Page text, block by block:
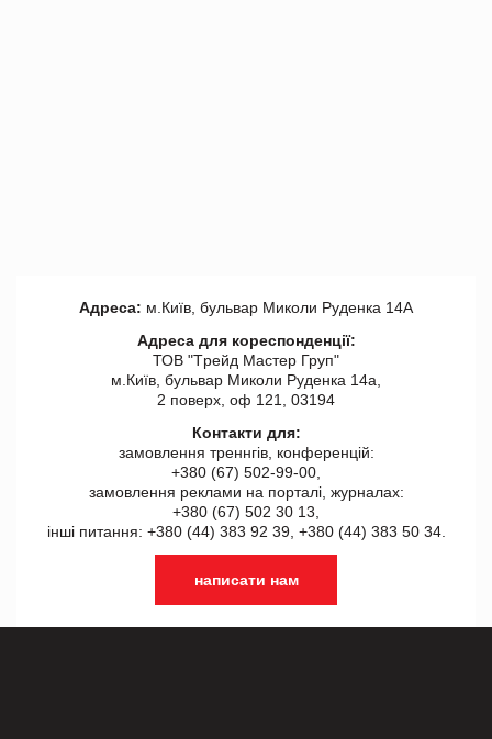
Адреса: м.Київ, бульвар Миколи Руденка 14А
Адреса для кореспонденції:
ТОВ "Tрейд Мастер Груп"
м.Київ, бульвар Миколи Руденка 14а,
2 поверх, оф 121, 03194
Контакти для:
замовлення треннгів, конференцій:
+380 (67) 502-99-00,
замовлення реклами на порталі, журналах:
+380 (67) 502 30 13,
інші питання: +380 (44) 383 92 39, +380 (44) 383 50 34.
написати нам